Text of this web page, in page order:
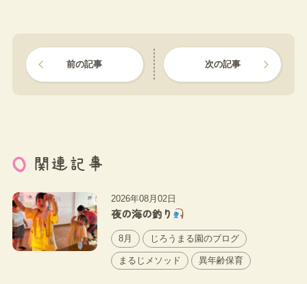
前の記事 次の記事
関連記事
2026年08月02日
夜の海の釣り
8月 じろうまる園のブログ
まるじメソッド 異年齢保育